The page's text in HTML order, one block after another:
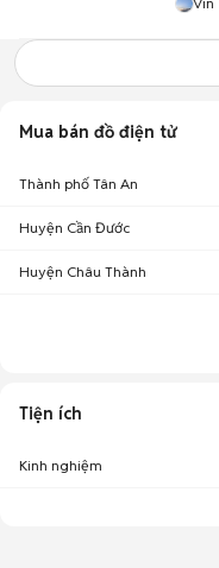
Mua bán đồ điện tử
Thành phố Tân An
Huyện Cần Đước
Huyện Châu Thành
Tiện ích
Kinh nghiệm